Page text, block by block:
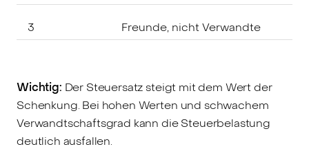
3 Freunde, nicht Verwandte
Wichtig: Der Steuersatz steigt mit dem Wert der
Schenkung. Bei hohen Werten und schwachem
Verwandtschaftsgrad kann die Steuerbelastung
deutlich ausfallen.